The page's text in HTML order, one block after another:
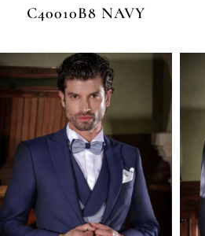
C40010B8 NAVY